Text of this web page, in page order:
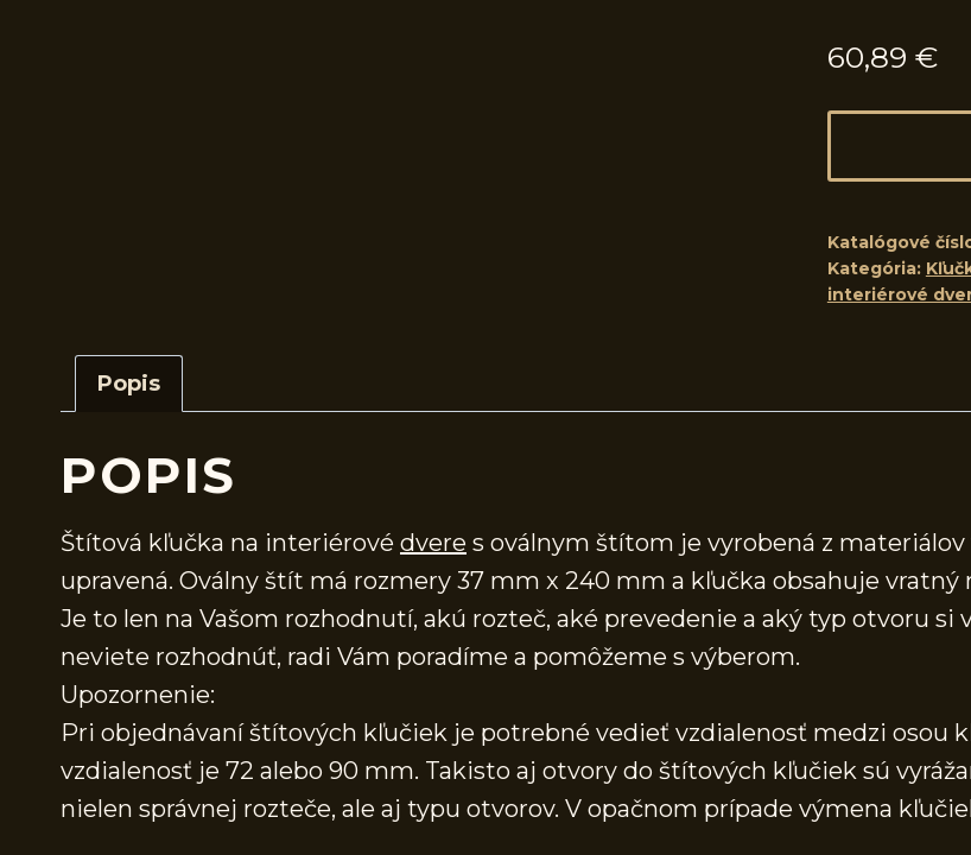
60,89 €
Katalógové
Kategória:
interiérové
Popis
POPIS
Štítová kľučka na interiérové dvere s oválnym štítom je vyrobená z
upravená. Oválny štít má rozmery 37 mm x 240 mm a kľučka obsahuje vratný
Je to len na Vašom rozhodnutí, akú rozteč, aké prevedenie a aký typ otvoru si
neviete rozhodnúť, radi Vám poradíme a pomôžeme s výberom.
Upozornenie:
Pri objednávaní štítových kľučiek je potrebné vedieť vzdialenosť medzi osou
vzdialenosť je 72 alebo 90 mm. Takisto aj otvory do štítových kľučiek sú
nielen správnej rozteče, ale aj typu otvorov. V opačnom prípade výmena